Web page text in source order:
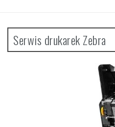
Serwis drukarek Zebra